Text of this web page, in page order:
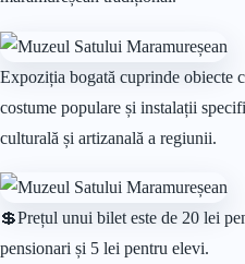
Expoziția bogată cuprinde obiecte
costume populare și instalații
culturală și artizanală a regiunii.
💲Prețul unui bilet este de 20 lei
pensionari și 5 lei pentru elevi.